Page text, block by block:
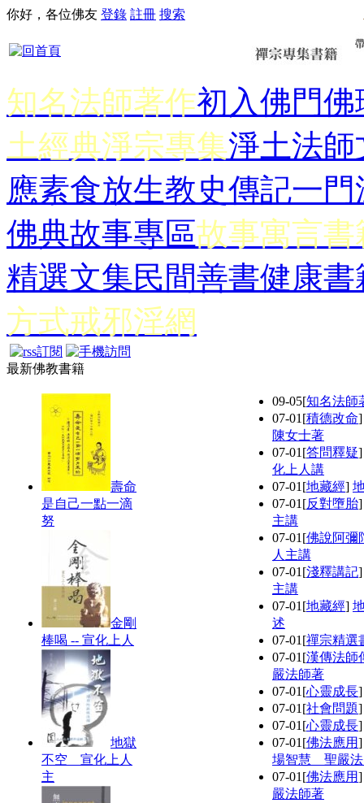
你好，各位佛友 登錄 註冊 搜索
知名法師著作初入佛門佛
土經典淨宗專集淨土法師
應素食放生教史傳記一門
佛典故事專區故事寓言書
精選文集民間善書健康書
方式戒邪淫網
最新佛教書籍
壽命
是自己一點一滴
努
金剛
棒喝 -- 宣化上人
地獄
不空 宣化上人
主
09-05[知名法師
07-01 [積德改命
陳女士著
07-01 [答問釋疑
化上人講
07-01 [地藏經]
07-01 [反對墮胎
主講
07-01 [佛說阿彌
人主講
07-01 [淺釋講記
主講
07-01 [地藏經]
述
07-01 [禪宗精選
07-01 [漢傳法師
嚴法師著
07-01 [心靈成長
07-01 [社會問題
07-01 [心靈成長
07-01 [佛法應用
場智慧 聖嚴
07-01 [佛法應用
嚴法師著